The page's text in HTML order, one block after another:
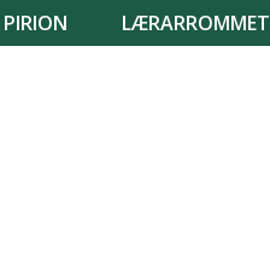
PIRION LÆRARROMMET